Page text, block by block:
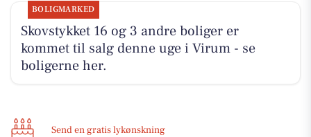
BOLIGMARKED
Skovstykket 16 og 3 andre boliger er
kommet til salg denne uge i Virum - se
boligerne her.
Send en gratis lykønskning